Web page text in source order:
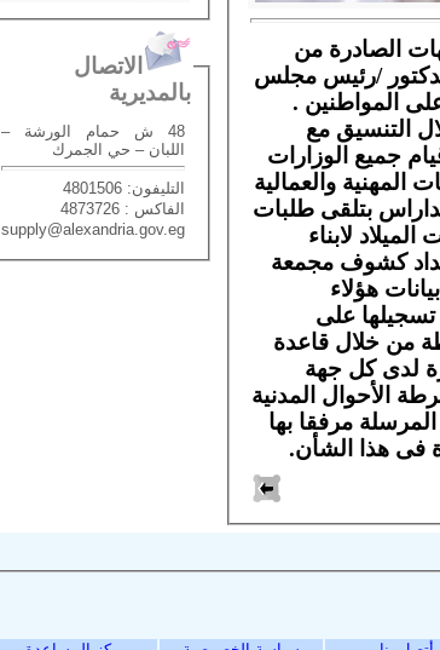
الصادرة من
/رئيس مجلس
المواطنين .
التنسيق مع
جميع الوزارات
المهنية والعمالية
بتلقى طلبات
لابناء
كشوف مجمعة
هؤلاء
تسجيلها على
من خلال قاعدة
لدى كل جهة
الأحوال المدنية
المرسلة مرفقا بها
فى هذا الشأن.
الاتصال
بالمديرية
48 ش حمام الورشة –
اللبان – حي الجمرك
التليفون: 4801506
الفاكس : 4873726
supply@alexandria.gov.eg